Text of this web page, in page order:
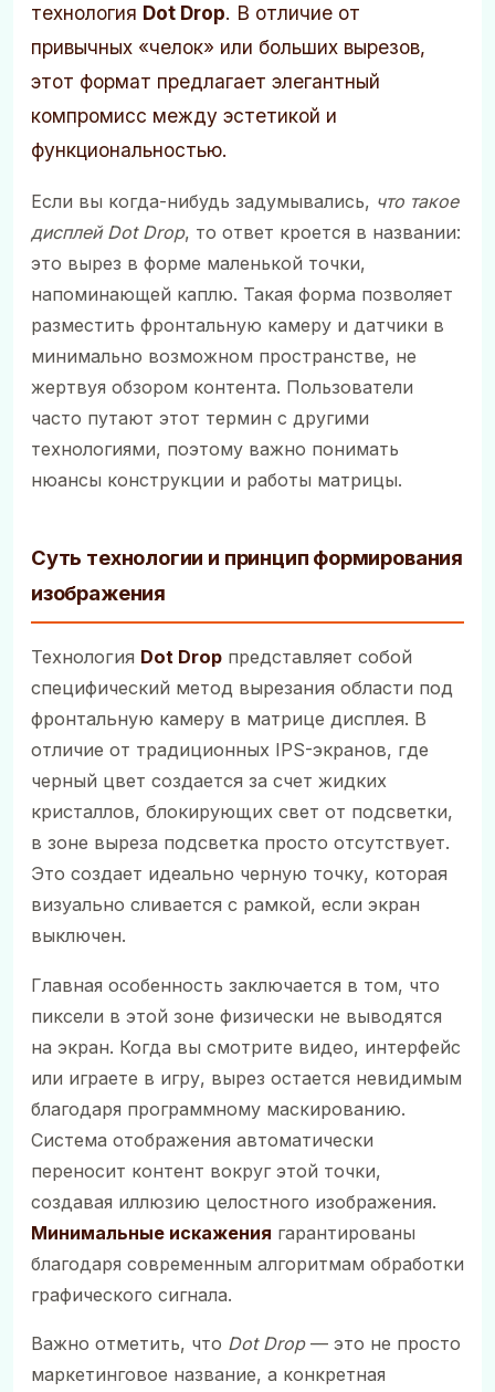
технология Dot Drop. В отличие от
привычных «челок» или больших вырезов,
этот формат предлагает элегантный
компромисс между эстетикой и
функциональностью.
Если вы когда-нибудь задумывались, что такое
дисплей Dot Drop, то ответ кроется в названии:
это вырез в форме маленькой точки,
напоминающей каплю. Такая форма позволяет
разместить фронтальную камеру и датчики в
минимально возможном пространстве, не
жертвуя обзором контента. Пользователи
часто путают этот термин с другими
технологиями, поэтому важно понимать
нюансы конструкции и работы матрицы.
Суть технологии и принцип формирования
изображения
Технология Dot Drop представляет собой
специфический метод вырезания области под
фронтальную камеру в матрице дисплея. В
отличие от традиционных IPS-экранов, где
черный цвет создается за счет жидких
кристаллов, блокирующих свет от подсветки,
в зоне выреза подсветка просто отсутствует.
Это создает идеально черную точку, которая
визуально сливается с рамкой, если экран
выключен.
Главная особенность заключается в том, что
пиксели в этой зоне физически не выводятся
на экран. Когда вы смотрите видео, интерфейс
или играете в игру, вырез остается невидимым
благодаря программному маскированию.
Система отображения автоматически
переносит контент вокруг этой точки,
создавая иллюзию целостного изображения.
Минимальные искажения гарантированы
благодаря современным алгоритмам обработки
графического сигнала.
Важно отметить, что Dot Drop— это не просто
маркетинговое название, а конкретная